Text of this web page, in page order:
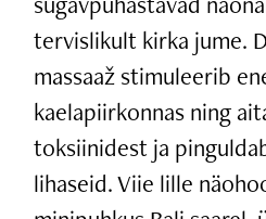
tervislikult kirka jume.
massaaž stimuleerib
kaelapiirkonnas ning
toksiinidest ja
lihaseid. Viie lille